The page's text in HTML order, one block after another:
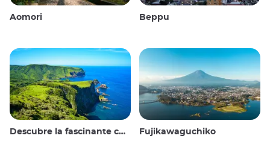
Aomori Beppu
Descubre la fascinante cultura y los impresionantes paisajes de las Islas Oki en Japón Fujikawaguchiko